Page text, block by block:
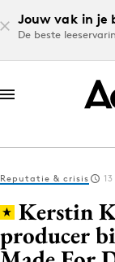
Jouw vak in je
De beste
Log in
Reputatie & crisis
Kerstin
producer